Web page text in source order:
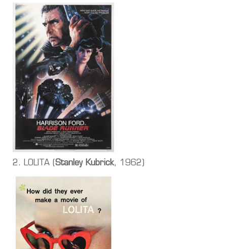
2. LOLITA ( Stanley Kubrick, 1962)